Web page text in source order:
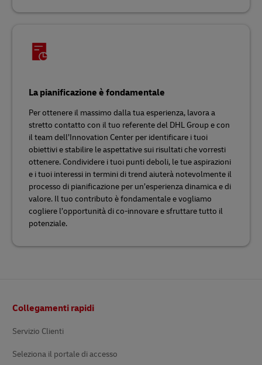
La pianificazione è fondamentale
Per ottenere il massimo dalla tua esperienza, lavora a
stretto contatto con il tuo referente del DHL Group e con
il team dell’Innovation Center per identificare i tuoi
obiettivi e stabilire le aspettative sui risultati che vorresti
ottenere. Condividere i tuoi punti deboli, le tue aspirazioni
e i tuoi interessi in termini di trend aiuterà notevolmente il
processo di pianificazione per un’esperienza dinamica e di
valore. Il tuo contributo è fondamentale e vogliamo
cogliere l’opportunità di co-innovare e sfruttare tutto il
potenziale.
di
Collegamenti rapidi
Servizio Clienti
Seleziona il portale di accesso